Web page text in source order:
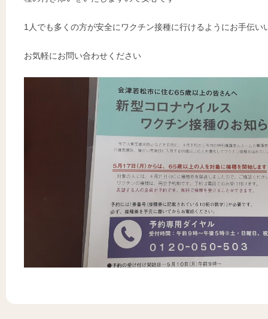
1人でも多くの方が安全にワクチン接種に行けるようにお手伝い
お気軽にお問い合わせください